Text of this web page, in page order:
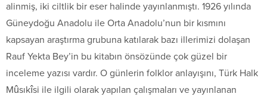
alinmiş, iki ciltlik bir eser halinde yayınlanmıştı. 1926 yılında
Güneydoğu Anadolu ile Orta Anadolu’nun bir kısmını
kapsayan araştırma grubuna katılarak bazı illerimizi dolaşan
Rauf Yekta Bey’in bu kitabın önsözünde çok güzel bir
inceleme yazısı vardır. O günlerin folklor anlayışını, Türk Halk
Mûsıkîsi ile ilgili olarak yapılan çalışmaları ve yayınlanan